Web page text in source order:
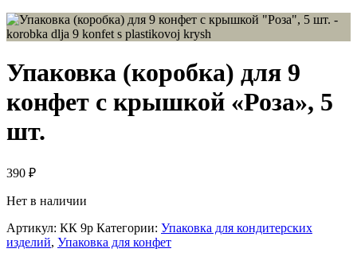
Упаковка (коробка) для 9
конфет с крышкой «Роза», 5
шт.
390 ₽
Нет в наличии
Артикул: КК 9р Категории: Упаковка для кондитерских
изделий, Упаковка для конфет